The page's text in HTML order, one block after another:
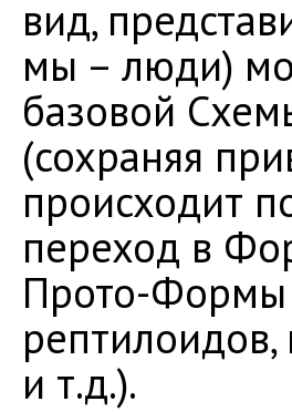
вид,
мы – люди)
базовой
(сохраняя
происходит
переход в
Прото-Формы
и т.д.).